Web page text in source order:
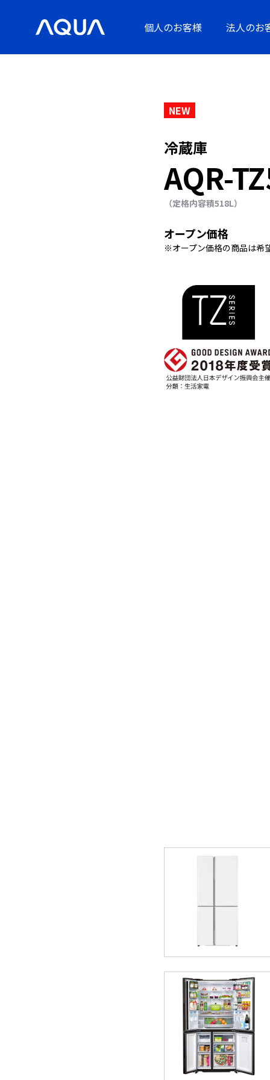
個人のお客様 法人のお
NEW
冷蔵庫
AQR-
（定格内容積518L）
オープン価格
※オープン価格の商品は希